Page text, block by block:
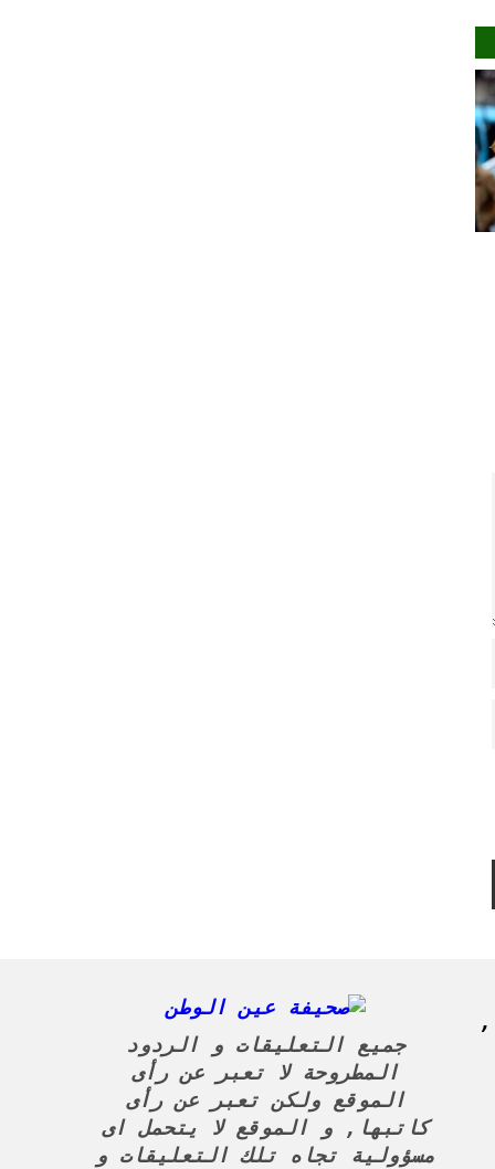
جميع التعليقات و الردود
المطروحة لا تعبر عن رأى
الموقع ولكن تعبر عن رأى
كاتبها, و الموقع لا يتحمل اى
مسؤولية تجاه تلك التعليقات و